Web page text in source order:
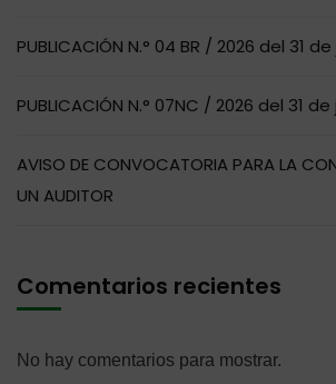
PUBLICACIÓN N.° 04 BR / 2026 del 31
PUBLICACIÓN N.° 07NC / 2026 del 31
AVISO DE CONVOCATORIA PARA LA
UN AUDITOR
Comentarios recientes
No hay comentarios para mostrar.